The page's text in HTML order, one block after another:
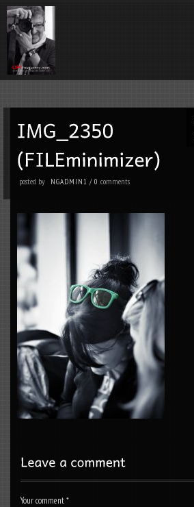
posted by NGADMIN1 /0comments
Your comment*